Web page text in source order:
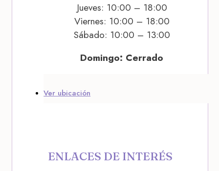
Jueves: 10:00 – 18:00
Viernes: 10:00 – 18:00
Sábado: 10:00 – 13:00
Domingo: Cerrado
Ver ubicación
ENLACES DE INTERÉS